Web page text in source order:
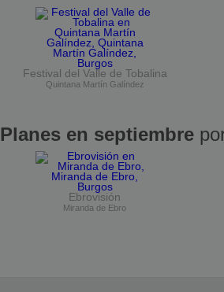
Festival del Valle de Tobalina
Quintana Martín Galíndez
Planes en septiembre
Ebrovisión
Miranda de Ebro